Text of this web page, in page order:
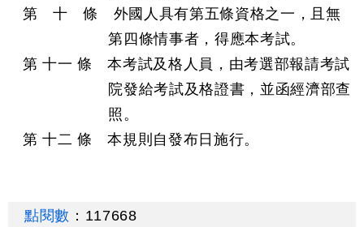
第 十 條 外國人具有第五條資格之一，且無
第四條情事者，得應本考試。
第 十一 條 本考試及格人員，由考選部報請考試
院發給考試及格證書，並函經濟部查
照。
第 十二 條 本規則自發布日施行。
點閱數 ： 117668